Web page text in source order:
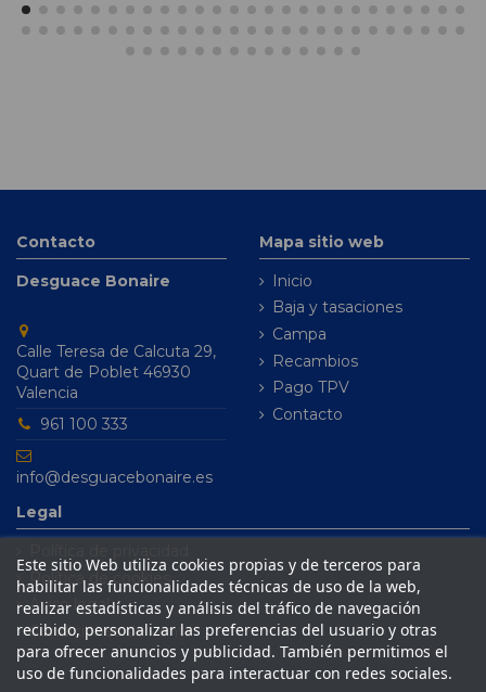
Contacto
Desguace Bonaire
Calle Teresa de Calcuta 29,
Quart de Poblet 46930
Valencia
961 100 333
info@desguacebonaire.es
Mapa sitio web
Inicio
Baja y tasaciones
Campa
Recambios
Pago TPV
Contacto
Legal
Política de cookies
Aviso legal
Condiciones de venta
Este sitio Web utiliza cookies propias y de terceros para
habilitar las funcionalidades técnicas de uso de la web,
realizar estadísticas y análisis del tráfico de navegación
recibido, personalizar las preferencias del usuario y otras
para ofrecer anuncios y publicidad. También permitimos el
uso de funcionalidades para interactuar con redes sociales.